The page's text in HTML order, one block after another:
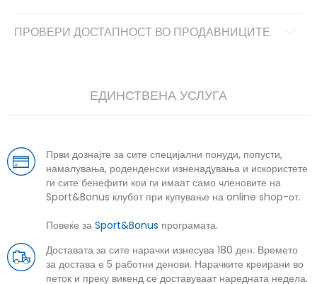
ПРОВЕРИ ДОСТАПНОСТ ВО ПРОДАВНИЦИТЕ
ЕДИНСТВЕНА УСЛУГА
Први дознајте за сите специјални понуди, попусти,
намалувања, роденденски изненадувања и искористете
ги сите бенефити кои ги имаат само членовите на
Sport&Bonus клубот при купување на online shop-от.
Повеќе за Sport&Bonus програмата.
Доставата за сите нарачки изнесува 180 ден. Времето
за достава е 5 работни денови. Нарачките креирани во
петок и преку викенд се доставуваат наредната недела.